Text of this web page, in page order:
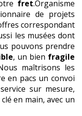
fret.Organisme
de projets
correspondant
les musées dont
pouvons prendre
, un bien fragile
maîtrisons les
en pacs un convoi
sur mesure,
en main, avec un